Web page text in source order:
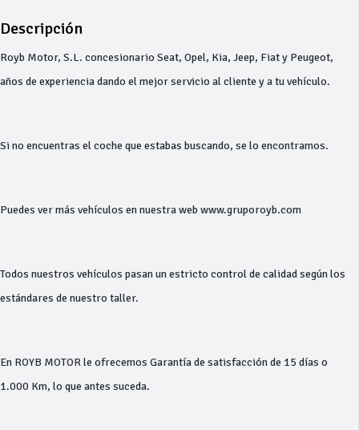
Descripción
Royb Motor, S.L. concesionario Seat, Opel, Kia, Jeep, Fiat y Peugeot,
años de experiencia dando el mejor servicio al cliente y a tu vehículo.
Si no encuentras el coche que estabas buscando, se lo encontramos.
Puedes ver más vehículos en nuestra web www.gruporoyb.com
Todos nuestros vehículos pasan un estricto control de calidad según los
estándares de nuestro taller.
En ROYB MOTOR le ofrecemos Garantía de satisfacción de 15 días o
1.000 Km, lo que antes suceda.